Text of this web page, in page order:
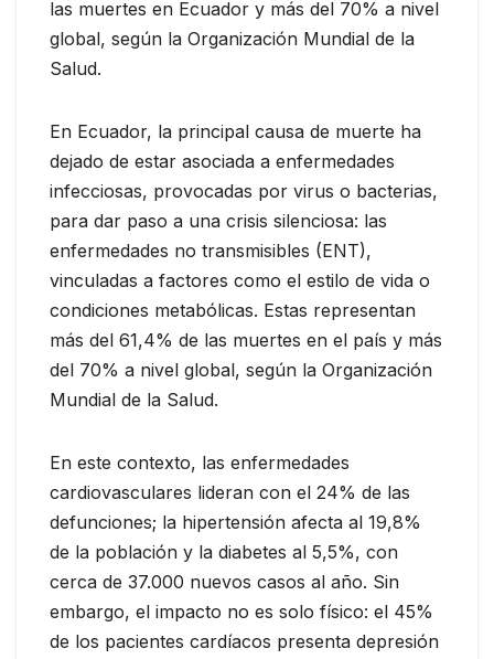
las muertes en Ecuador y más del 70% a nivel
global, según la Organización Mundial de la
Salud.
En Ecuador, la principal causa de muerte ha
dejado de estar asociada a enfermedades
infecciosas, provocadas por virus o bacterias,
para dar paso a una crisis silenciosa: las
enfermedades no transmisibles (ENT),
vinculadas a factores como el estilo de vida o
condiciones metabólicas. Estas representan
más del 61,4% de las muertes en el país y más
del 70% a nivel global, según la Organización
Mundial de la Salud.
En este contexto, las enfermedades
cardiovasculares lideran con el 24% de las
defunciones; la hipertensión afecta al 19,8%
de la población y la diabetes al 5,5%, con
cerca de 37.000 nuevos casos al año. Sin
embargo, el impacto no es solo físico: el 45%
de los pacientes cardíacos presenta depresión